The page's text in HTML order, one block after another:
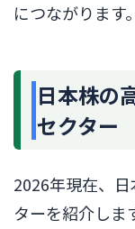
につながります。
日本株の
セクター
2026年現在、
ターを紹介しま